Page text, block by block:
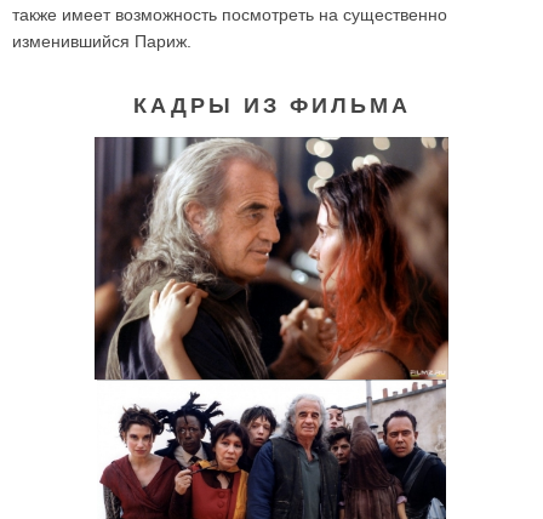
также имеет возможность посмотреть на существенно
изменившийся Париж.
КАДРЫ ИЗ ФИЛЬМА